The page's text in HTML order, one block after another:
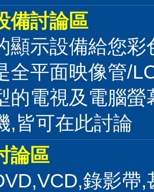
備討論區
顯示設備給您彩
全平面映像管/
的電視及電腦螢
,皆可在此討論
論區
錄影帶,